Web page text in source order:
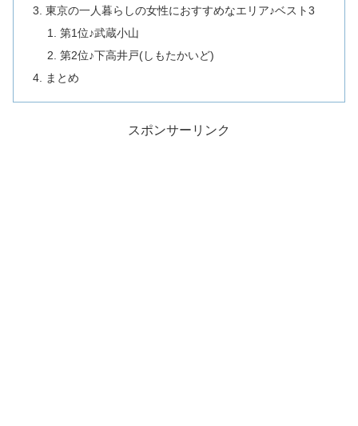
東京の一人暮らしの女性におすすめなエリア♪ベスト3
第1位♪武蔵小山
第2位♪下高井戸(しもたかいど)
まとめ
スポンサーリンク